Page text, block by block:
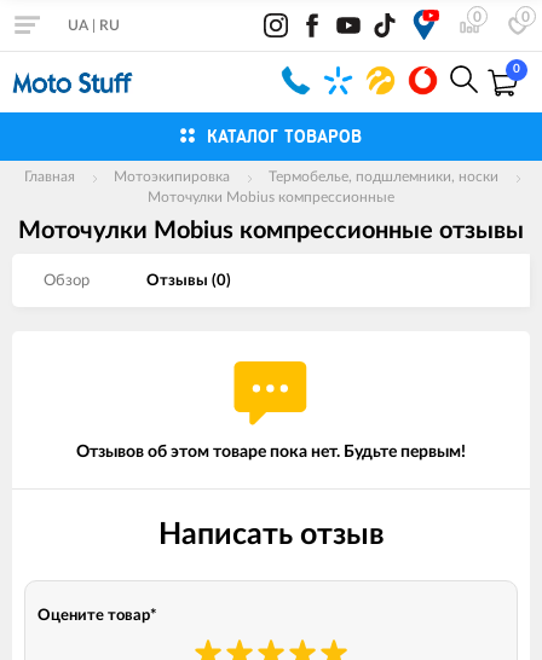
0 0
UA RU
0
КАТАЛОГ ТОВАРОВ
Главная Мотоэкипировка
Термобелье, подшлемники, носки
Моточулки Mobius компрессионные
Моточулки Mobius компрессионные отзывы
Обзор Отзывы (0)
Отзывов об этом товаре пока нет. Будьте первым!
Написать отзыв
Оцените товар*